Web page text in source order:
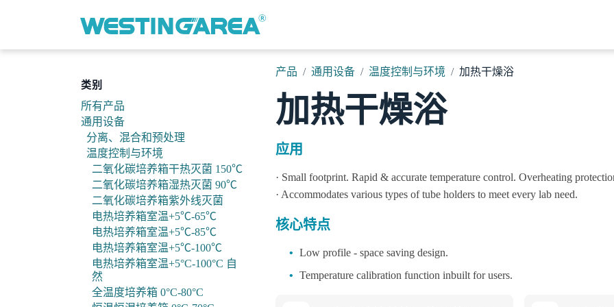
类别
所有产品
通用设备
分离、混合和预处理
温度控制与环境
二氧化碳培养箱干热灭菌 150℃
二氧化碳培养箱湿热灭菌 90℃
二氧化碳培养箱紫外线灭菌
电热培养箱室温+5℃-65℃
电热培养箱室温+5℃-85℃
电热培养箱室温+5℃-100℃
电热培养箱室温+5°C-100°C 自
然
全温度培养箱 0°C-80°C
产品 通用设备 温度控制与环境 加热干燥浴
加热干燥浴
应用
· Small footprint. Rapid & accurate temperature control. Overheating
· Accommodates various types of tube holders to meet every lab need.
核心特点
• Low profile - space saving design.
• Temperature calibration function inbuilt for users.